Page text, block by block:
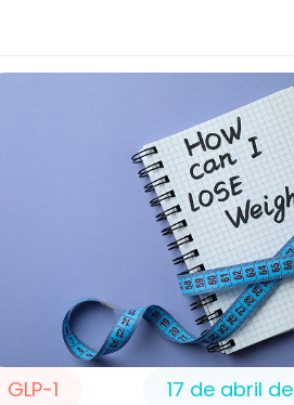
GLP-1 17 de abril